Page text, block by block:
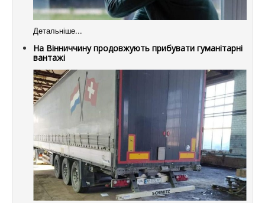
Детальніше...
На Вінниччину продовжують прибувати гуманітарні
вантажі